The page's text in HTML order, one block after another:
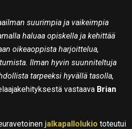
suurimpia ja vaikeimpia
haluaa opiskella ja kehittää
oikeaoppista harjoittelua,
Ilman hyvin suunniteltuja
tarpeeksi hyvällä tasolla,
vastaava Brian
jalkapallolukio toteutui